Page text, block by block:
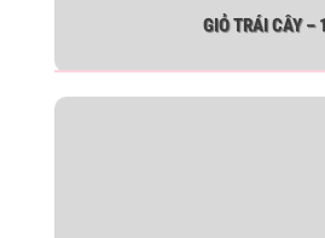
GIỎ TRÁI CÂY –